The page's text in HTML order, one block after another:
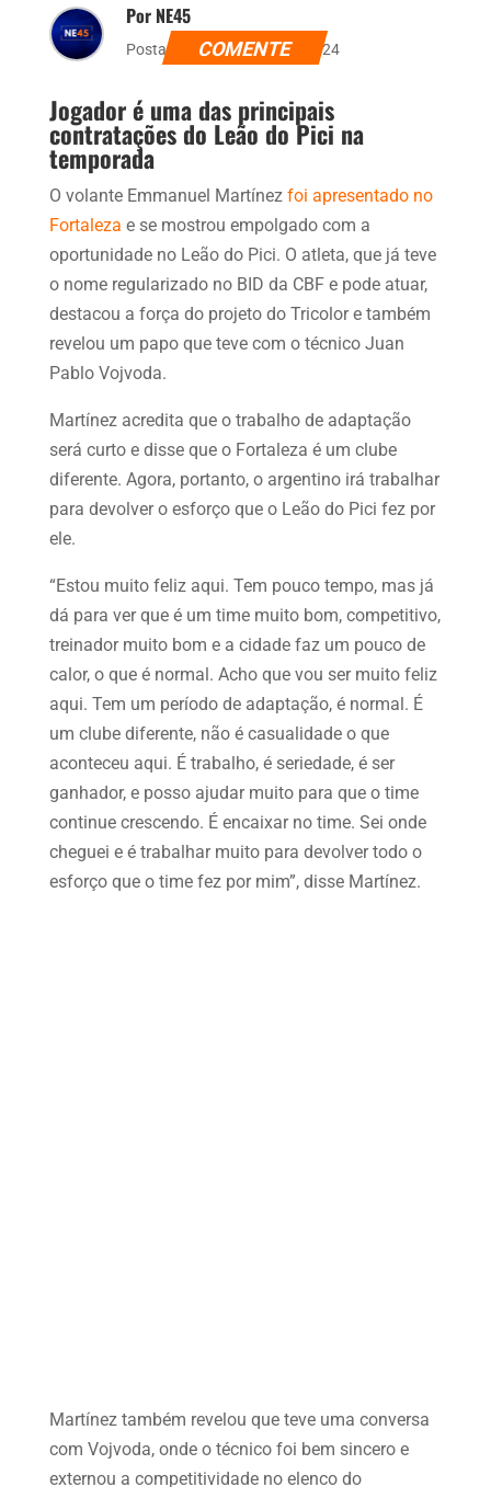
Por NE45
Postado dia 16 de abril de 2024
COMENTE
Jogador é uma das principais
contratações do Leão do Pici na
temporada
O volante Emmanuel Martínez foi apresentado no
Fortaleza e se mostrou empolgado com a
oportunidade no Leão do Pici. O atleta, que já teve
o nome regularizado no BID da CBF e pode atuar,
destacou a força do projeto do Tricolor e também
revelou um papo que teve com o técnico Juan
Pablo Vojvoda.
Martínez acredita que o trabalho de adaptação
será curto e disse que o Fortaleza é um clube
diferente. Agora, portanto, o argentino irá trabalhar
para devolver o esforço que o Leão do Pici fez por
ele.
“Estou muito feliz aqui. Tem pouco tempo, mas já
dá para ver que é um time muito bom, competitivo,
treinador muito bom e a cidade faz um pouco de
calor, o que é normal. Acho que vou ser muito feliz
aqui. Tem um período de adaptação, é normal. É
um clube diferente, não é casualidade o que
aconteceu aqui. É trabalho, é seriedade, é ser
ganhador, e posso ajudar muito para que o time
continue crescendo. É encaixar no time. Sei onde
cheguei e é trabalhar muito para devolver todo o
esforço que o time fez por mim”, disse Martínez.
Martínez também revelou que teve uma conversa
com Vojvoda, onde o técnico foi bem sincero e
externou a competitividade no elenco do